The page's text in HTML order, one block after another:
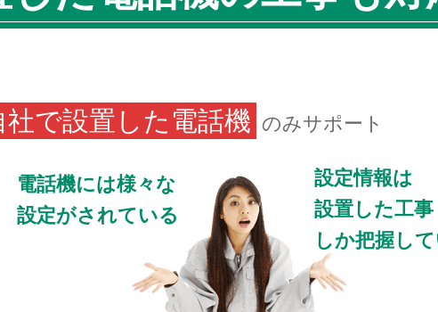
社で設置した電話機 のみサポート
電話機には様々な
設定がされている
設定情報は
設置した工
しか把握し